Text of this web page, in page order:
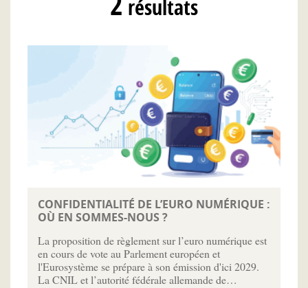
résultats
CONFIDENTIALITÉ DE L’EURO NUMÉRIQUE :
OÙ EN SOMMES-NOUS ?
La proposition de règlement sur l’euro numérique est
en cours de vote au Parlement européen et
l'Eurosystème se prépare à son émission d'ici 2029.
La CNIL et l’autorité fédérale allemande de…